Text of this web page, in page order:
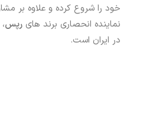
خود را شروع کرده و علاوه بر
نماینده انحصاری برند های رپس،
در ایران است.